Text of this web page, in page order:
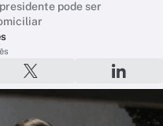
pode ser